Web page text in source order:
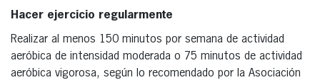
Hacer ejercicio regularmente
Realizar al menos 150 minutos por semana de actividad
aeróbica de intensidad moderada o 75 minutos de actividad
aeróbica vigorosa, según lo recomendado por la Asociación